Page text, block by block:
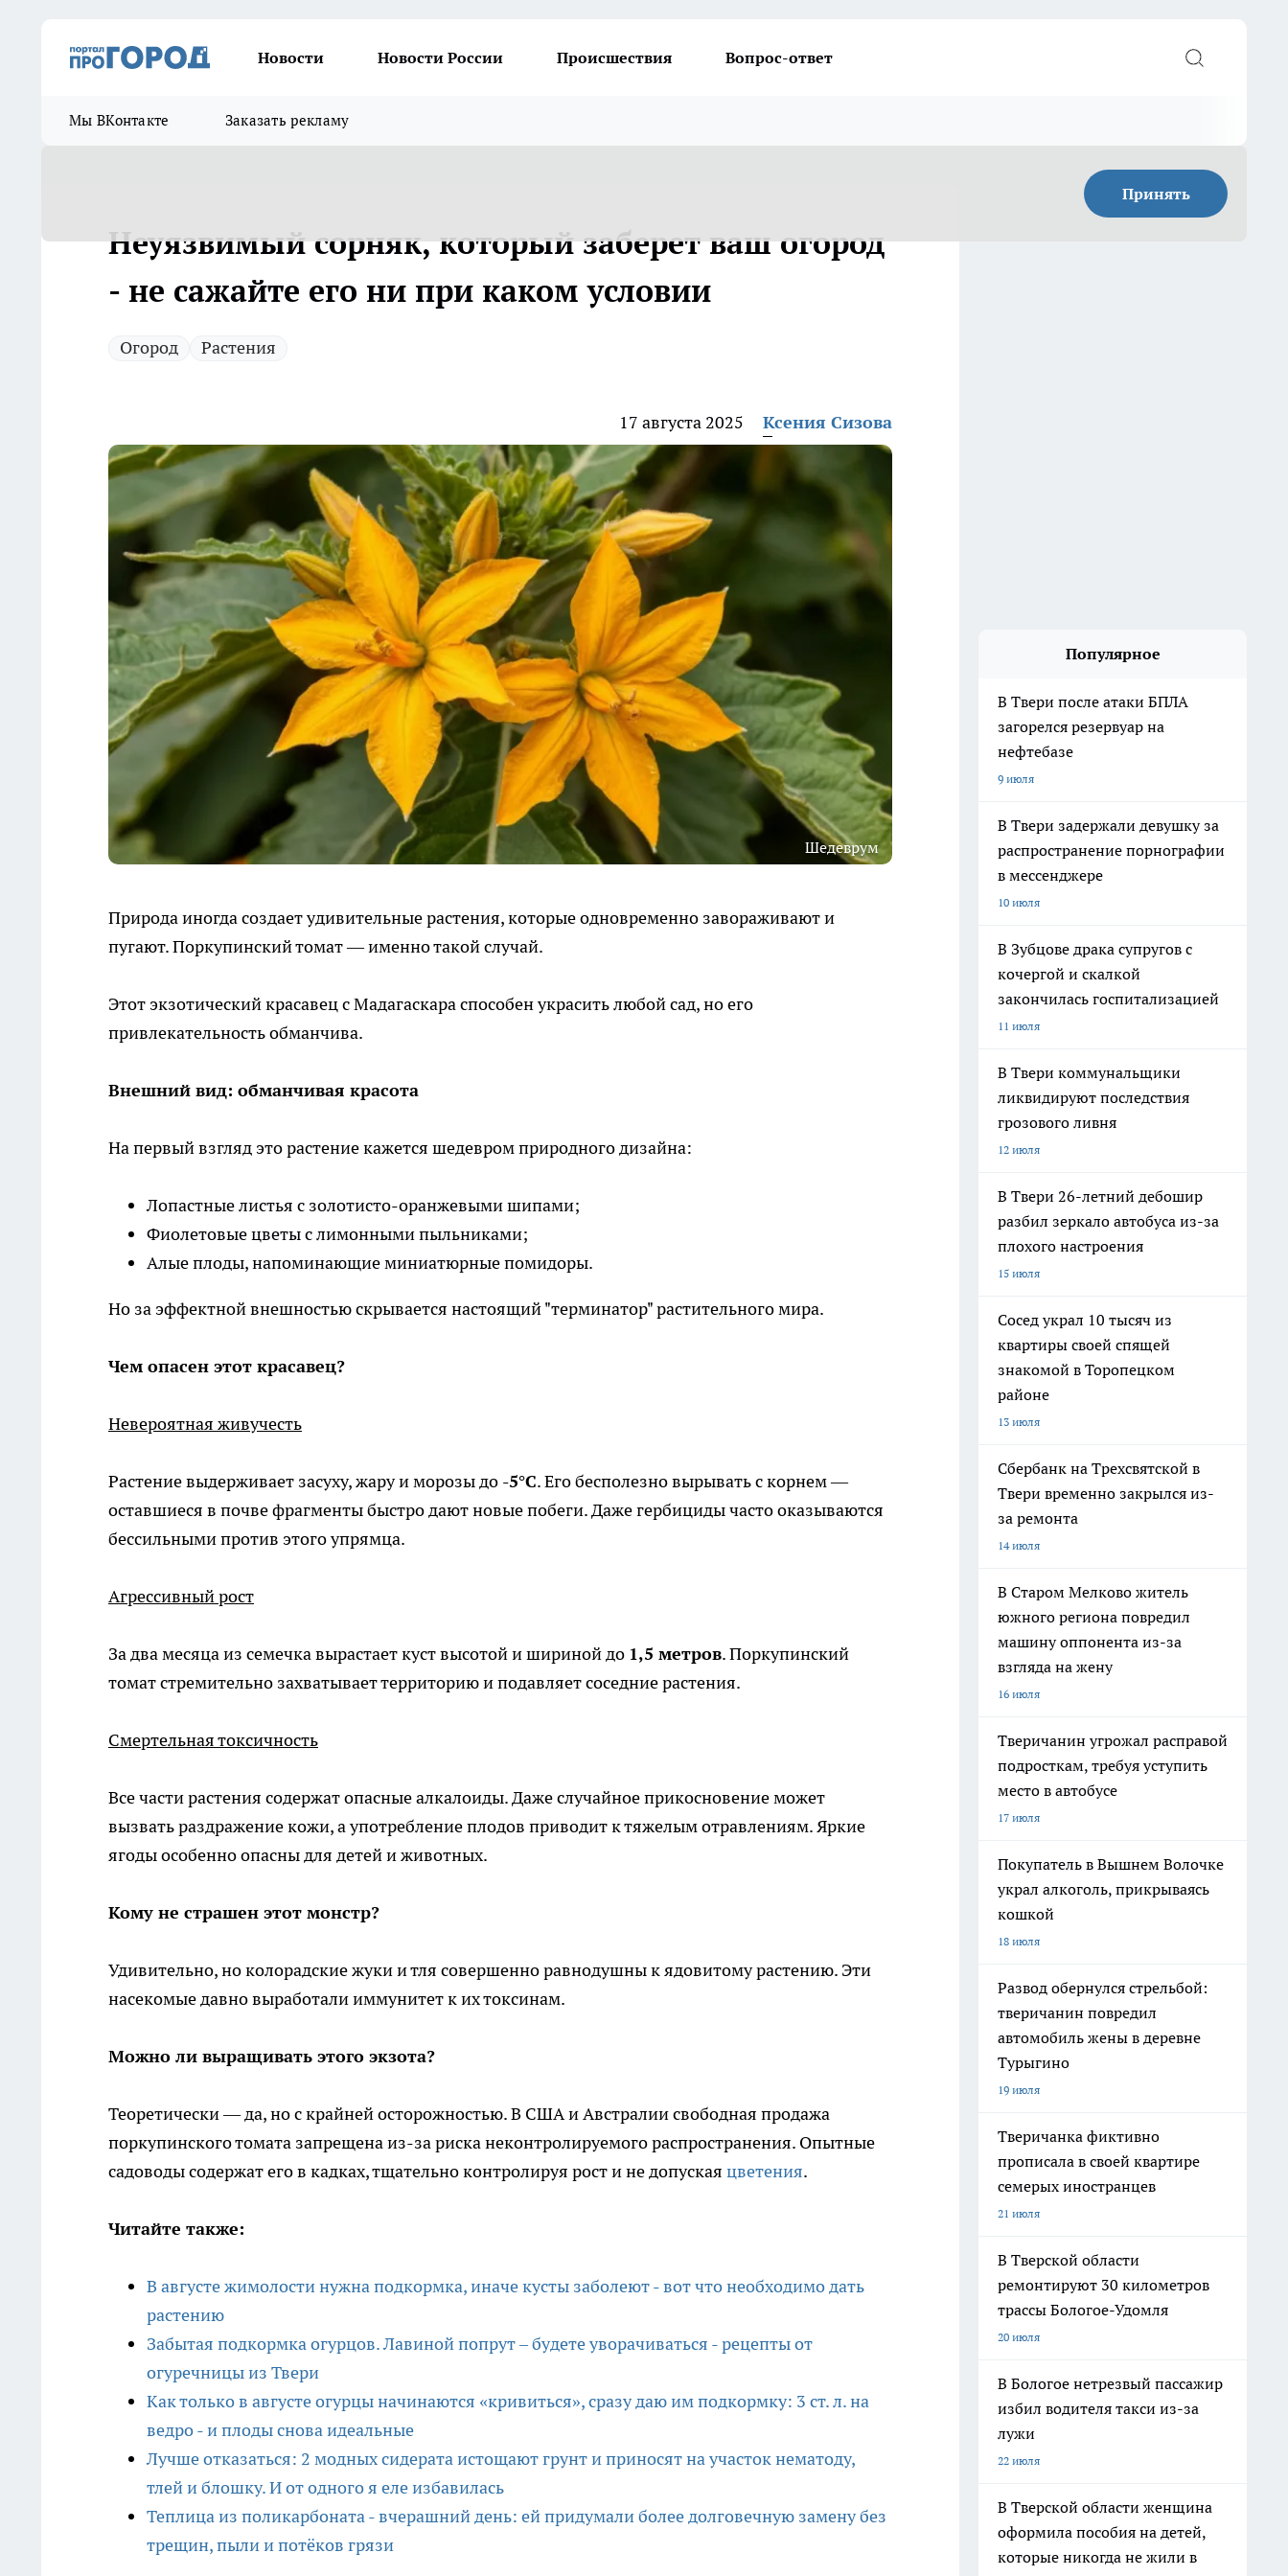
Новости Новости России Происшествия Вопрос-ответ
Мы ВКонтакте Заказать рекламу
Принять
Неуязвимый сорняк, который заберет ваш огород
- не сажайте его ни при каком условии
Огород Растения
17 августа 2025 Ксения Сизова
Шедеврум
Природа иногда создает удивительные растения, которые одновременно завораживают и
пугают. Поркупинский томат — именно такой случай.
Этот экзотический красавец с Мадагаскара способен украсить любой сад, но его
привлекательность обманчива.
Внешний вид: обманчивая красота
На первый взгляд это растение кажется шедевром природного дизайна:
Лопастные листья с золотисто-оранжевыми шипами;
Фиолетовые цветы с лимонными пыльниками;
Алые плоды, напоминающие миниатюрные помидоры.
Но за эффектной внешностью скрывается настоящий "терминатор" растительного мира.
Чем опасен этот красавец?
Невероятная живучесть
Растение выдерживает засуху, жару и морозы до -5°C. Его бесполезно вырывать с корнем —
оставшиеся в почве фрагменты быстро дают новые побеги. Даже гербициды часто оказываются
бессильными против этого упрямца.
Агрессивный рост
За два месяца из семечка вырастает куст высотой и шириной до 1,5 метров. Поркупинский
томат стремительно захватывает территорию и подавляет соседние растения.
Смертельная токсичность
Все части растения содержат опасные алкалоиды. Даже случайное прикосновение может
вызвать раздражение кожи, а употребление плодов приводит к тяжелым отравлениям. Яркие
ягоды особенно опасны для детей и животных.
Кому не страшен этот монстр?
Удивительно, но колорадские жуки и тля совершенно равнодушны к ядовитому растению. Эти
насекомые давно выработали иммунитет к их токсинам.
Можно ли выращивать этого экзота?
Теоретически — да, но с крайней осторожностью. В США и Австралии свободная продажа
поркупинского томата запрещена из-за риска неконтролируемого распространения. Опытные
садоводы содержат его в кадках, тщательно контролируя рост и не допуская цветения.
Читайте также:
В августе жимолости нужна подкормка, иначе кусты заболеют - вот что необходимо дать
растению
Забытая подкормка огурцов. Лавиной попрут – будете уворачиваться - рецепты от
огуречницы из Твери
Как только в августе огурцы начинаются «кривиться», сразу даю им подкормку: 3 ст. л. на
ведро - и плоды снова идеальные
Лучше отказаться: 2 модных сидерата истощают грунт и приносят на участок нематоду,
тлей и блошку. И от одного я еле избавилась
Теплица из поликарбоната - вчерашний день: ей придумали более долговечную замену без
трещин, пыли и потёков грязи
Популярное
В Твери после атаки БПЛА
загорелся резервуар на
нефтебазе
9 июля
В Твери задержали девушку за
распространение порнографии
в мессенджере
10 июля
В Зубцове драка супругов с
кочергой и скалкой
закончилась госпитализацией
11 июля
В Твери коммунальщики
ликвидируют последствия
грозового ливня
12 июля
В Твери 26-летний дебошир
разбил зеркало автобуса из-за
плохого настроения
15 июля
Сосед украл 10 тысяч из
квартиры своей спящей
знакомой в Торопецком
районе
13 июля
Сбербанк на Трехсвятской в
Твери временно закрылся из-
за ремонта
14 июля
В Старом Мелково житель
южного региона повредил
машину оппонента из-за
взгляда на жену
16 июля
Тверичанин угрожал расправой
подросткам, требуя уступить
место в автобусе
17 июля
Покупатель в Вышнем Волочке
украл алкоголь, прикрываясь
кошкой
18 июля
Развод обернулся стрельбой:
тверичанин повредил
автомобиль жены в деревне
Турыгино
19 июля
Тверичанка фиктивно
прописала в своей квартире
семерых иностранцев
21 июля
В Тверской области
ремонтируют 30 километров
трассы Бологое-Удомля
20 июля
В Бологое нетрезвый пассажир
избил водителя такси из-за
лужи
22 июля
В Тверской области женщина
оформила пособия на детей,
которые никогда не жили в